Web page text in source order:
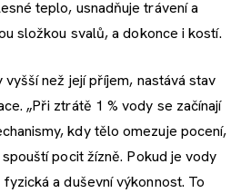
teplo, usnadňuje trávení a
složkou svalů, a dokonce i kostí.
než její příjem, nastává stav
„Při ztrátě 1 % vody se začínají
kdy tělo omezuje pocení,
pocit žízně. Pokud je vody
a duševní výkonnost. To